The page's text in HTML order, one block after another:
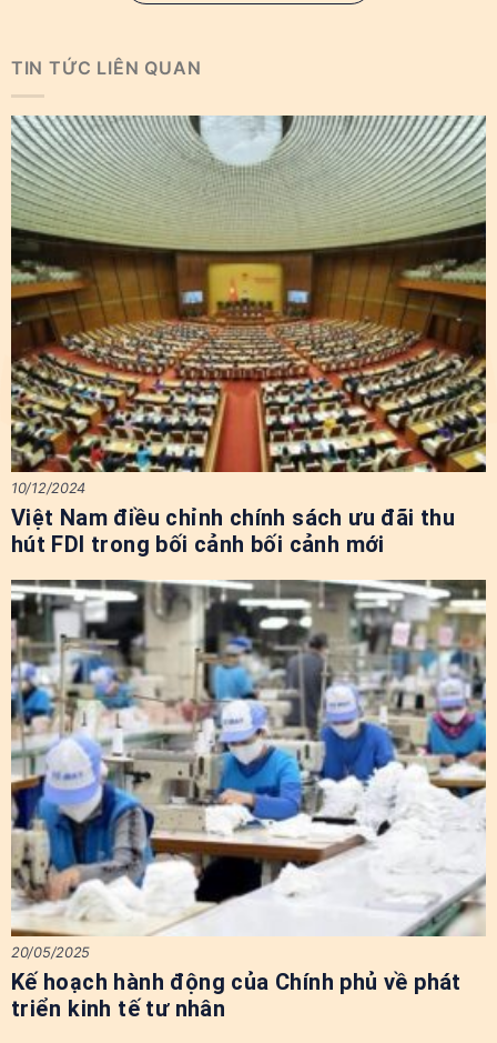
TIN TỨC LIÊN QUAN
Việt Nam điều chỉnh chính sách ưu đãi thu
hút FDI trong bối cảnh bối cảnh mới
10/12/2024
Kế hoạch hành động của Chính phủ về phát
triển kinh tế tư nhân
20/05/2025